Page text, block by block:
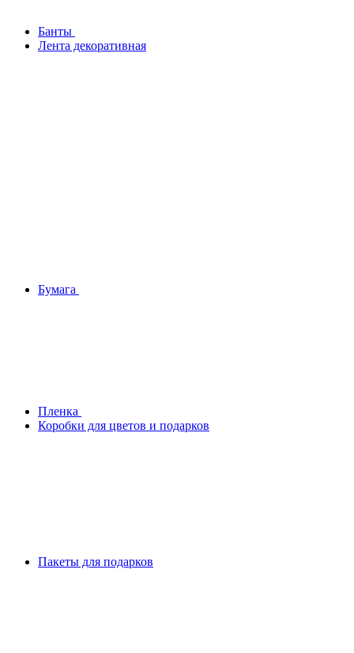
Банты
Лента декоративная
Бумага
Плeнка
Коробки для цветов и подарков
Пакеты для подарков